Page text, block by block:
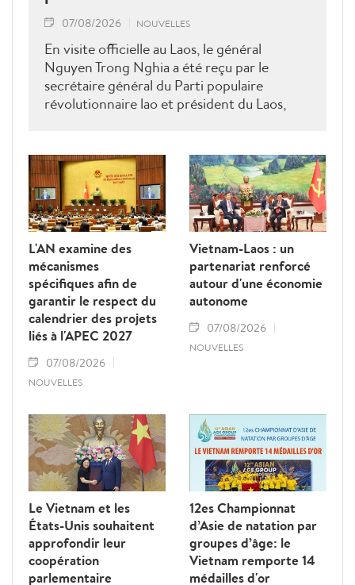
07/08/2026 NOUVELLES
En visite officielle au Laos, le général
Nguyen Trong Nghia a été reçu par le
secrétaire général du Parti populaire
révolutionnaire lao et président du Laos,
parties ont réaffirmé leur volonté de
renforcer une coopération politico-militaire
étroite et efficace.
L'AN examine des
mécanismes
spécifiques afin de
garantir le respect du
calendrier des projets
liés à l'APEC 2027
07/08/2026
NOUVELLES
Vietnam-Laos : un
partenariat renforcé
autour d'une économie
autonome
07/08/2026
NOUVELLES
Le Vietnam et les
États-Unis souhaitent
approfondir leur
coopération
parlementaire
12es Championnat
d’Asie de natation par
groupes d’âge: le
Vietnam remporte 14
médailles d'or